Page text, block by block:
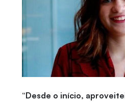
“Desde o início,